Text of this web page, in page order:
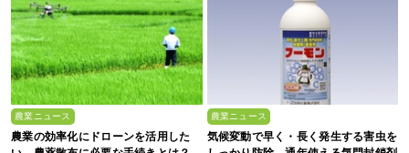
農業ニュース
農業の効率化にドローンを活用した
農業ニュース
気候変動で早く・長く発生する害虫を